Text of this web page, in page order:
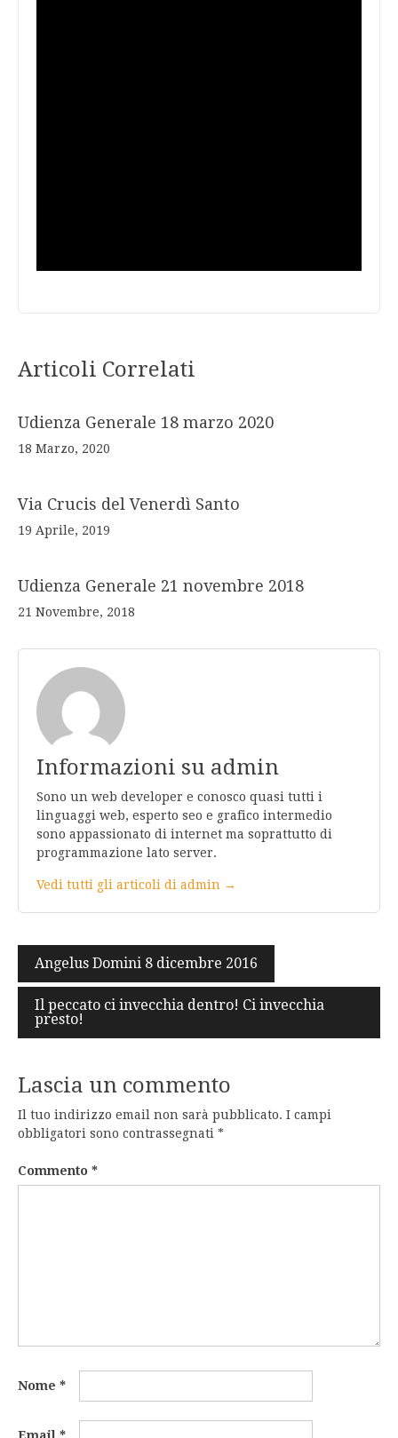
Articoli Correlati
Udienza Generale 18 marzo 2020
18 Marzo, 2020
Via Crucis del Venerdì Santo
19 Aprile, 2019
Udienza Generale 21 novembre 2018
21 Novembre, 2018
Informazioni su admin
Sono un web developer e conosco quasi tutti i
linguaggi web, esperto seo e grafico intermedio
sono appassionato di internet ma soprattutto di
programmazione lato server.
Vedi tutti gli articoli di admin →
Navigazione
articoli
Angelus Domini 8 dicembre 2016
Il peccato ci invecchia dentro! Ci invecchia
presto!
Lascia un commento
Il tuo indirizzo email non sarà pubblicato. I campi
obbligatori sono contrassegnati *
Commento *
Nome *